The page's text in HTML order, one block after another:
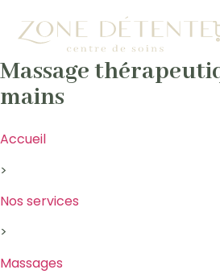
Massage
mains
Accueil
>
Nos services
>
Massages